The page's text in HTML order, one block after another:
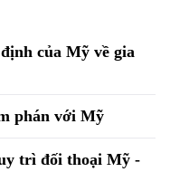
của Mỹ về gia
phán với Mỹ
trì đối thoại Mỹ -